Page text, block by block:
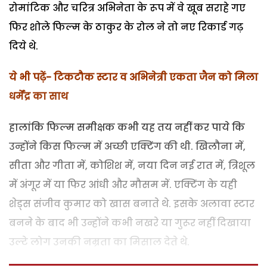
रोमांटिक और चरित्र अभिनेता के रूप में वे खूब सराहे गए
फिर शोले फिल्म के ठाकुर के रोल ने तो नए रिकार्ड गढ़
दिये थे.
ये भी पढ़ें- टिकटौक स्टार व अभिनेत्री एकता जैन को मिला
धर्मेंद्र का साथ
हालांकि फिल्म समीक्षक कभी यह तय नहीं कर पाये कि
उन्होंने किस फिल्म में अच्छी एक्टिंग की थी. खिलौना में,
सीता और गीता में, कोशिश में, नया दिन नई रात में, त्रिशूल
में अंगूर में या फिर आंधी और मौसम में. एक्टिंग के यही
शेड्स संजीव कुमार को खास बनाते थे. इसके अलावा स्टार
बनने के बाद भी उन्होंने कभी नखरे या गुरूर नहीं दिखाया
उल्टे लोग उनकी नम्रता का मिसाल देते थे.